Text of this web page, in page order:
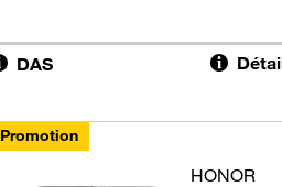
DAS
Promotion
HONOR